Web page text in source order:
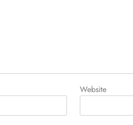
Website